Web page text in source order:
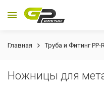
Главная Труба и Фитинг PP-
Ножницы для